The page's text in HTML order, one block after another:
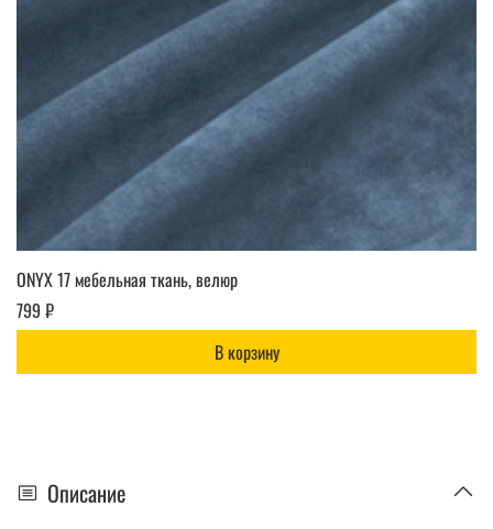
ONYX 17 мебельная ткань, велюр
799 ₽
В корзину
Описание